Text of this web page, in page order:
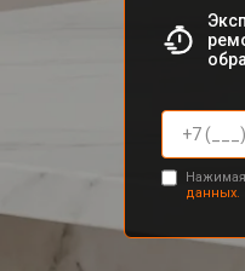
данных.